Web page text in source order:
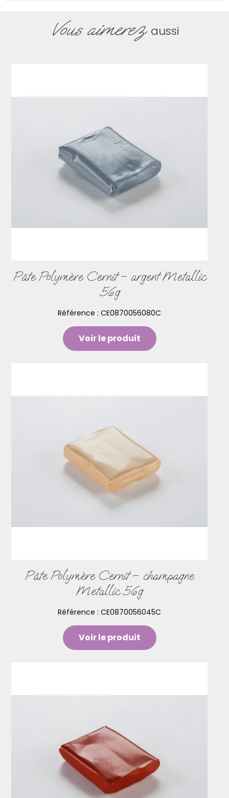
Vous aimerezaussi
Pâte Polymère Cernit – argent Metallic
56g
Référence : CE0870056080C
Voir le produit
Pâte Polymère Cernit – champagne
Metallic 56g
Référence : CE0870056045C
Voir le produit